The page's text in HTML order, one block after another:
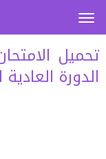
تحميل
الدورة العادية